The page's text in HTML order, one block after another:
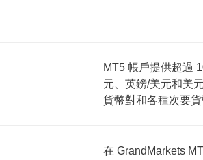
MT5 帳戶提供超過
元、英鎊/美元和美
貨幣對和各種次要貨
在 GrandMarkets